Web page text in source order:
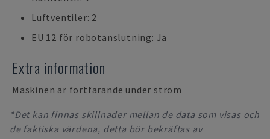
Luftventiler: 2
EU 12 för robotanslutning: Ja
Extra information
Maskinen är fortfarande under ström
*Det kan finnas skillnader mellan de data som visas och
de faktiska värdena, detta bör bekräftas av